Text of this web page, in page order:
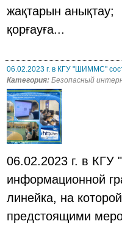
жақтарын анықтау;
қорғауға...
06.02.2023 г. в КГУ "ШИММС"
Категория: Безопасный
06.02.2023 г. в
информационной
линейка, на
предстоящими